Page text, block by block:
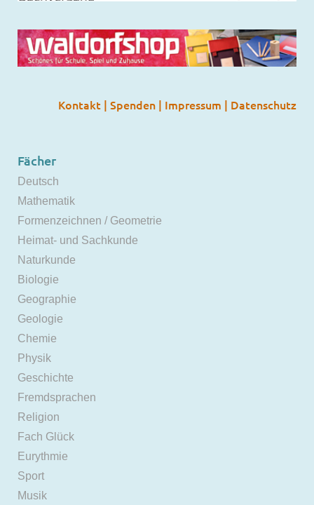
Kontakt | Spenden | Impressum | Datenschutz
Fächer
Deutsch
Mathematik
Formenzeichnen / Geometrie
Heimat- und Sachkunde
Naturkunde
Biologie
Geographie
Geologie
Chemie
Physik
Geschichte
Fremdsprachen
Religion
Fach Glück
Eurythmie
Sport
Musik